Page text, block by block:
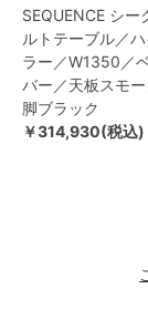
SEQUENCE シー
ルトテーブル／
ラー／W1350／
バー／天板スモ
脚ブラック
￥314,930(税込)